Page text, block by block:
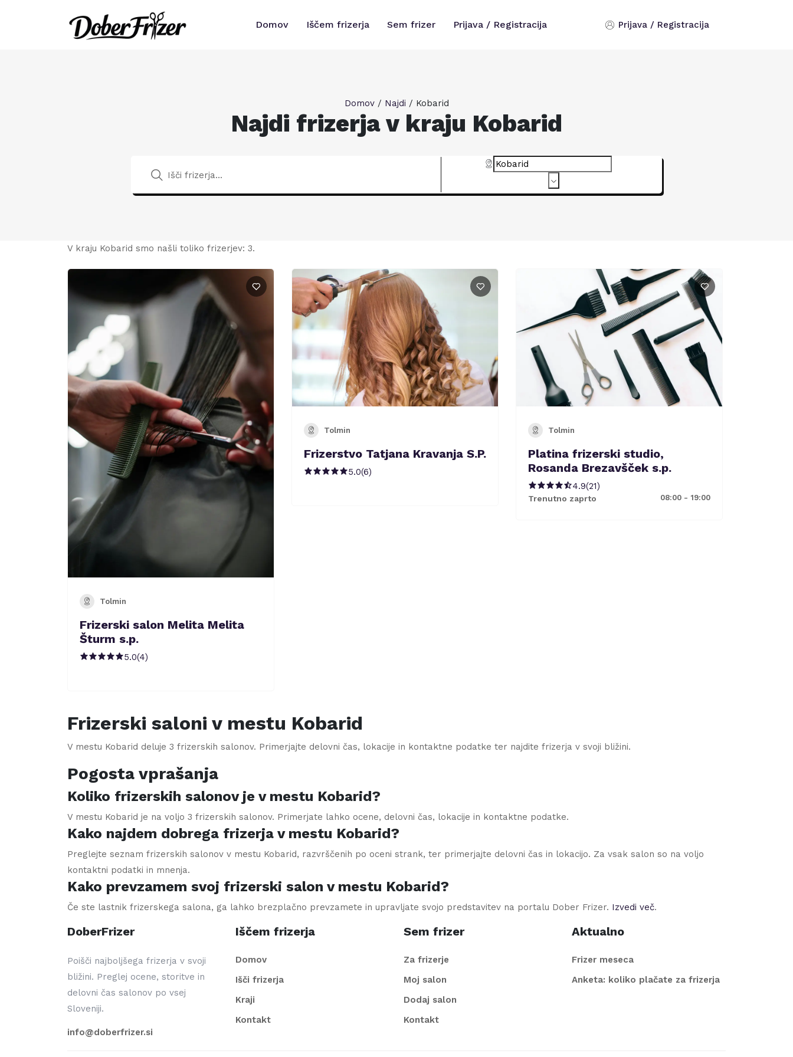
Domov Iščem frizerja Sem frizer Prijava / Registracija Prijava / Registracija
Domov/ Najdi / Kobarid
Najdi frizerja v kraju Kobarid
V kraju Kobarid smo našli toliko frizerjev: 3.
Tolmin
Frizerski salon Melita Melita
Šturm s.p.
5.0(4)
Tolmin
Frizerstvo Tatjana Kravanja S.P.
5.0(6)
Tolmin
Platina frizerski studio,
Rosanda Brezavšček s.p.
4.9(21)
Trenutno zaprto 08:00 - 19:00
Frizerski saloni v mestu Kobarid
V mestu Kobarid deluje 3 frizerskih salonov. Primerjajte delovni čas, lokacije in kontaktne podatke ter najdite frizerja v svoji bližini.
Pogosta vprašanja
Koliko frizerskih salonov je v mestu Kobarid?
V mestu Kobarid je na voljo 3 frizerskih salonov. Primerjate lahko ocene, delovni čas, lokacije in kontaktne podatke.
Kako najdem dobrega frizerja v mestu Kobarid?
Preglejte seznam frizerskih salonov v mestu Kobarid, razvrščenih po oceni strank, ter primerjajte delovni čas in lokacijo. Za vsak salon so na voljo
kontaktni podatki in mnenja.
Kako prevzamem svoj frizerski salon v mestu Kobarid?
Če ste lastnik frizerskega salona, ga lahko brezplačno prevzamete in upravljate svojo predstavitev na portalu Dober Frizer. Izvedi več.
DoberFrizer
Poišči najboljšega frizerja v svoji
bližini. Preglej ocene, storitve in
delovni čas salonov po vsej
Sloveniji.
info@doberfrizer.si
Iščem frizerja
Domov
Išči frizerja
Kraji
Kontakt
Sem frizer
Za frizerje
Moj salon
Dodaj salon
Kontakt
Aktualno
Frizer meseca
Anketa: koliko plačate za frizerja